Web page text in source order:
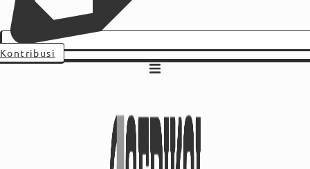
Kontribusi